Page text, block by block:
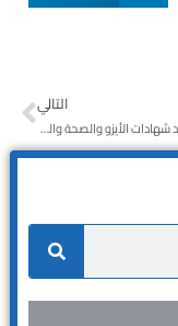
التالي
منح شركة امداد شهادات الأيزو والصحة والسلامة المهنيةمنح شركة امداد شهادات الأيزو